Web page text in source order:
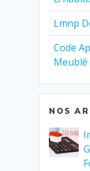
Lmnp
Code
NOS